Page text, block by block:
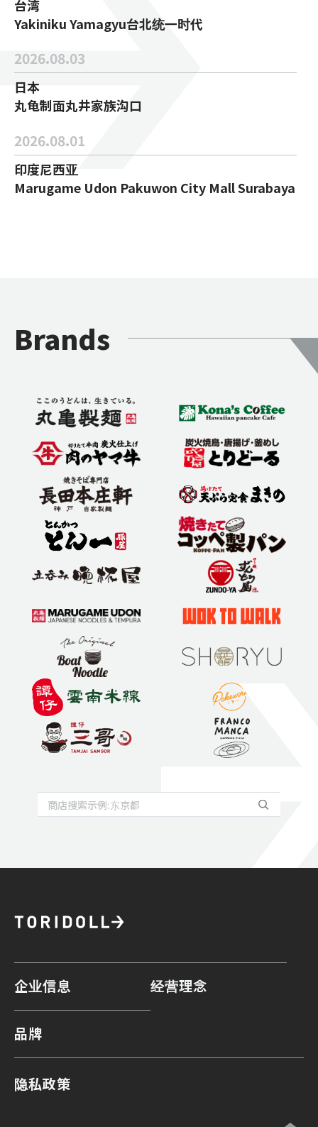
台湾
Yakiniku Yamagyu台北统一时代
2026.08.03
日本
丸龟制面丸井家族沟口
2026.08.01
印度尼西亚
Marugame Udon Pakuwon City Mall Surabaya
Brands
企业信息 经营理念
品牌
隐私政策